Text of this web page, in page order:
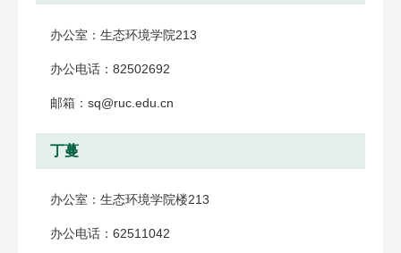
办公室：生态环境学院213
办公电话：82502692
邮箱：sq@ruc.edu.cn
丁蔓
办公室：生态环境学院楼213
办公电话：62511042